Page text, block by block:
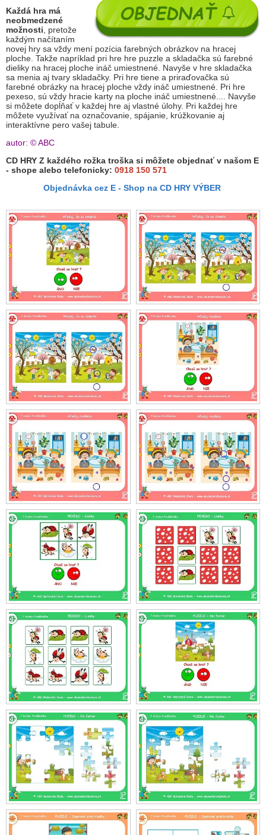
Každá hra má
neobmedzené
možnosti , pretože
každým načítaním
novej hry sa vždy mení pozícia farebných obrázkov na hracej
ploche. Takže napríklad pri hre hre puzzle a skladačka sú farebné
dieliky na hracej ploche ináč umiestnené. Navyše v hre skladačka
sa menia aj tvary skladačky. Pri hre tiene a priraďovačka sú
farebné obrázky na hracej ploche vždy ináč umiestnené. Pri hre
pexeso, sú vždy hracie karty na ploche ináč umiestnené.... Navyše
si môžete dopĺňať v každej hre aj vlastné úlohy. Pri každej hre
môžete využívať na označovanie, spájanie, krúžkovanie aj
interaktívne pero vašej tabule.
autor: © ABC
CD HRY Z každého rožka troška si môžete objednať v našom E
- shope alebo telefonicky: 0918 150 571
Objednávka cez E - Shop na CD HRY VÝBER